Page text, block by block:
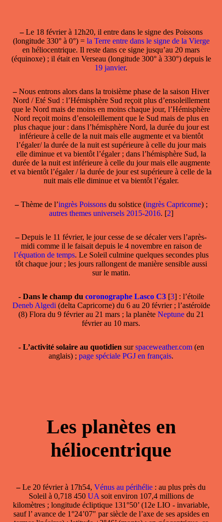
–Le 18 février à 12h20, il entre dans le signe des Poissons
(longitude 330° à 0°) = la Terre entre dans le signe de la Vierge
en héliocentrique. Il reste dans ce signe jusqu’au 20 mars
(équinoxe) ; il était en Verseau (longitude 300° à 330°) depuis le
19 janvier.
–Nous entrons alors dans la troisième phase de la saison Hiver
Nord / Eté Sud : l’Hémisphère Sud reçoit plus d’ensoleillement
que le Nord mais de moins en moins chaque jour, l’Hémisphère
Nord reçoit moins d’ensoleillement que le Sud mais de plus en
plus chaque jour : dans l’hémisphère Nord, la durée du jour est
inférieure à celle de la nuit mais elle augmente et va bientôt
l’égaler/ la durée de la nuit est supérieure à celle du jour mais
elle diminue et va bientôt l’égaler ; dans l’hémisphère Sud, la
durée de la nuit est inférieure à celle du jour mais elle augmente
et va bientôt l’égaler / la durée de jour est supérieure à celle de la
nuit mais elle diminue et va bientôt l’égaler.
–Thème de l’ingrès Poissonsdu solstice (ingrès Capricorne) ;
autres themes universels 2015-2016. [2]
–Depuis le 11 février, le jour cesse de se décaler vers l’après-
midi comme il le faisait depuis le 4 novembre en raison de
l’équation de temps. Le Soleil culmine quelques secondes plus
tôt chaque jour ; les jours rallongent de manière sensible aussi
sur le matin.
- Dans le champdu coronographe Lasco C3[3]: l’étoile
Deneb Algedi (delta Capricorne) du 6 au 20 février ; l’astéroïde
(8) Flora du 9 février au 21 mars ; la planète Neptunedu 21
février au 10 mars.
- L’activité solaire au quotidien surspaceweather.com(en
anglais) ; page spéciale PGJ en français.
Les planètes en
héliocentrique
–Le 20 févrierà 17h54, Vénus au périhélie : au plus près du
Soleil à 0,718 450 UA soit environ 107,4 millions de
kilomètres ; longitude écliptique 131°50’ (12e LIO - invariable,
sauf l’ avance de 1°24’07" par siècle de l’axe de ses apsides en